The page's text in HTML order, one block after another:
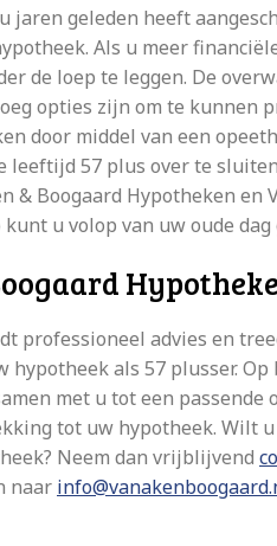
geleden heeft
Als u meer
de loep te leggen. De
opties zijn om te kunnen
door middel van een
57 plus over te
& Boogaard Hypotheken en
u volop van uw oude dag
professioneel advies en
als 57 plusser.
met u tot een passende
tot uw hypotheek. Wilt
Neem dan vrijblijvend
naar